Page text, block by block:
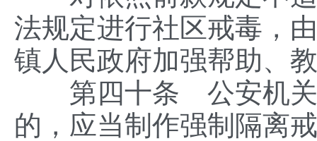
法规定进行社区戒毒，
镇人民政府加强帮助、
第四十条 公安机关
的，应当制作强制隔离